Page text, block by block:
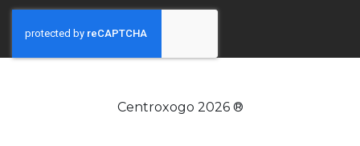
Centroxogo 2026 ®